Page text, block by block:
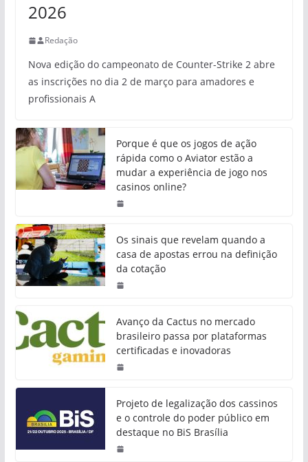
2026
Redação
Nova edição do campeonato de Counter-Strike 2 abre
as inscrições no dia 2 de março para amadores e
profissionais A
Porque é que os jogos de ação
rápida como o Aviator estão a
mudar a experiência de jogo nos
casinos online?
Os sinais que revelam quando a
casa de apostas errou na definição
da cotação
Avanço da Cactus no mercado
brasileiro passa por plataformas
certificadas e inovadoras
Projeto de legalização dos cassinos
e o controle do poder público em
destaque no BiS Brasília